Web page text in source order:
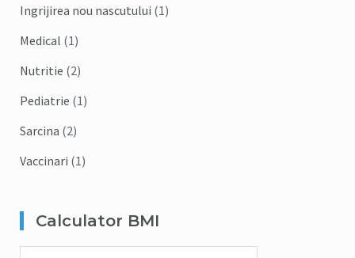
Ingrijirea nou nascutului (1)
Medical (1)
Nutritie (2)
Pediatrie (1)
Sarcina (2)
Vaccinari (1)
Calculator BMI